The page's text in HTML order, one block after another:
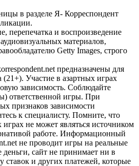
в разделе Я- Корреспондент
перепечатка и воспроизведение
материалов,
Getty Images, строго
предназначены для
(21+). Участие в азартных играх
зависимость. Соблюдайте
ответственной игры. При
признаков зависимости
к специалисту. Помните, что
играх не может являться источником
работе. Информационный
не проводит игры на реальные
сайт не принимает ни в
ставок и других платежей, которые